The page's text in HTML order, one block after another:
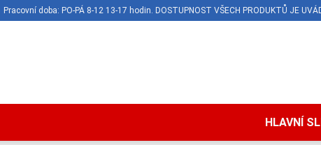
Pracovní doba: PO-PÁ 8-12 13-17 hodin. DOSTUPNOST VŠECH PRODUKTŮ JE
HLAVNÍ